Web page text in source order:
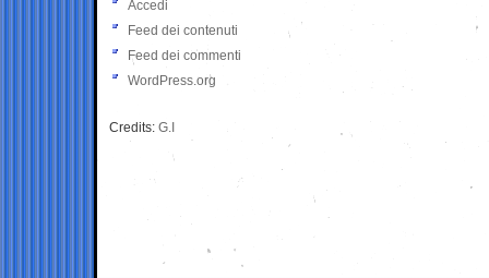
Accedi
Feed dei contenuti
Feed dei commenti
WordPress.org
Credits: G.I